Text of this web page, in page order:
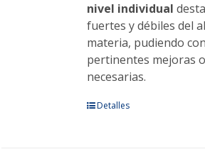
nivel individual
fuertes y débiles del
materia, pudiendo
pertinentes mejoras
necesarias.
EsteDetalles